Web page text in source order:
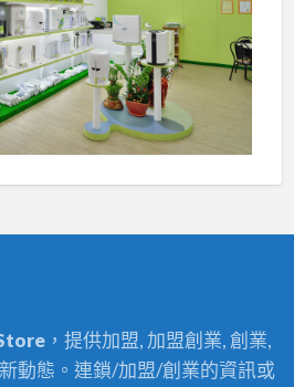
，提供加盟, 加盟創業, 創業,
動態。連鎖/加盟/創業的資訊或